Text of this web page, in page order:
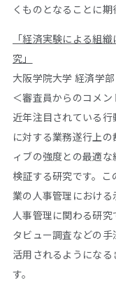
くものとなることに期
「経済実験による組
究」
大阪学院大学 経済学
＜審査員からのコメン
近年注目されている
に対する業務遂行上
ィブの強度との最適
検証する研究です。
業の人事管理におけ
人事管理に関わる研
タビュー調査などの
活用されるようにな
す。